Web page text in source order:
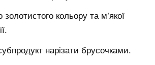
золотистого кольору та м’якої
нарізати брусочками.